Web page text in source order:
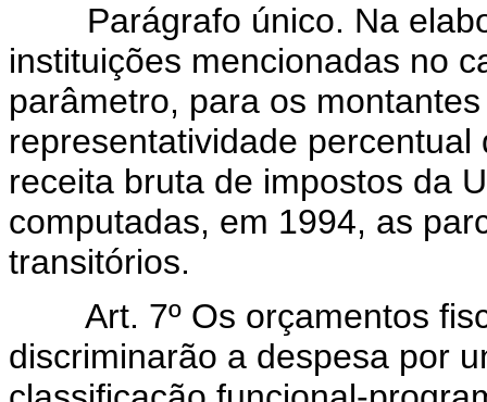
Parágrafo único. Na
instituições mencionadas no
parâmetro, para os
representatividade
receita bruta de impostos da
computadas, em 1994, as
transitórios.
Art. 7º Os orçamentos
discriminarão a despesa por